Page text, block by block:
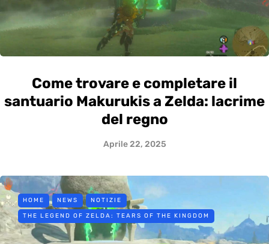
Come trovare e completare il
santuario Makurukis a Zelda: lacrime
del regno
Aprile 22, 2025
HOME NEWS NOTIZIE
THE LEGEND OF ZELDA: TEARS OF THE KINGDOM